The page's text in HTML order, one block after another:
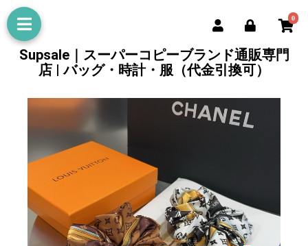
0
Supsale｜スーパーコピーブランド通販専門
店 | バッグ・時計・服（代金引換可）